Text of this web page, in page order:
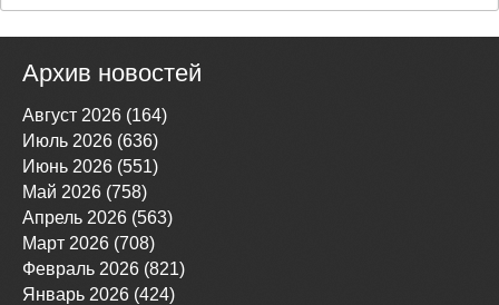
Архив новостей
Август 2026 (164)
Июль 2026 (636)
Июнь 2026 (551)
Май 2026 (758)
Апрель 2026 (563)
Март 2026 (708)
Февраль 2026 (821)
Январь 2026 (424)